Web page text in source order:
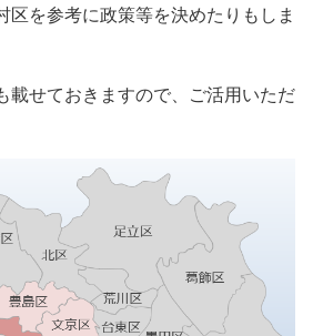
区を参考に政策等を決めたりもしま
載せておきますので、ご活用いただ